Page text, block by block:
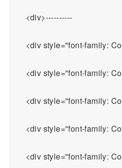
    <div>----------
<div style="font-
<div style="font-
<div style="font-
<div style="font-
<div style="font-